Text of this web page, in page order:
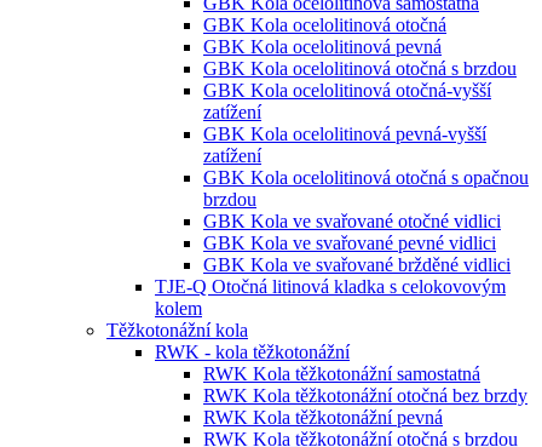
GBK Kola ocelolitinová otočná
GBK Kola ocelolitinová pevná
GBK Kola ocelolitinová otočná s brzdou
GBK Kola ocelolitinová otočná-vyšší
zatížení
GBK Kola ocelolitinová pevná-vyšší
zatížení
GBK Kola ocelolitinová otočná s opačnou
brzdou
GBK Kola ve svařované otočné vidlici
GBK Kola ve svařované pevné vidlici
GBK Kola ve svařované bržděné vidlici
TJE-Q Otočná litinová kladka s celokovovým
kolem
Těžkotonážní kola
RWK - kola těžkotonážní
RWK Kola těžkotonážní samostatná
RWK Kola těžkotonážní otočná bez brzdy
RWK Kola těžkotonážní pevná
RWK Kola těžkotonážní otočná s brzdou